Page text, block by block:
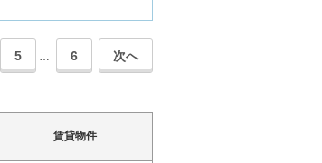
5 … 6 次へ
賃貸物件